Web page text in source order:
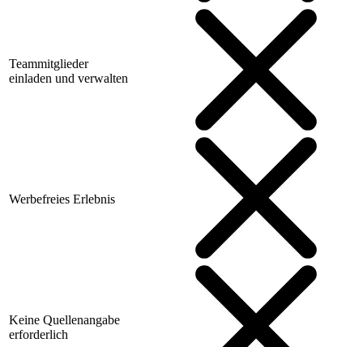
Teammitglieder
einladen und verwalten
Werbefreies Erlebnis
Keine Quellenangabe
erforderlich